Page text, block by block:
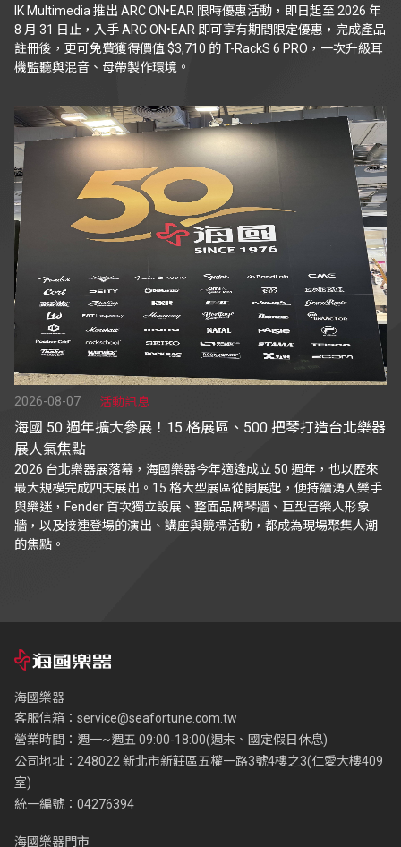
IK Multimedia 推出 ARC ON•EAR 限時優惠活動，即日起至 2026 年
8 月 31 日止，入手 ARC ON•EAR 即可享有期間限定優惠，完成產品
註冊後，更可免費獲得價值 $3,710 的 T-RackS 6 PRO，一次升級耳
機監聽與混音、母帶製作環境。
2026-08-07 活動訊息
海國 50 週年擴大參展！15 格展區、500 把琴打造台北樂器
展人氣焦點
2026 台北樂器展落幕，海國樂器今年適逢成立 50 週年，也以歷來
最大規模完成四天展出。15 格大型展區從開展起，便持續湧入樂手
與樂迷，Fender 首次獨立設展、整面品牌琴牆、巨型音樂人形象
牆，以及接連登場的演出、講座與競標活動，都成為現場聚集人潮
的焦點。
海國樂器
客服信箱： service@seafortune.com.tw
營業時間：週一~週五 09:00-18:00(週末、國定假日休息)
公司地址：248022 新北市新莊區五權一路3號4樓之3(仁愛大樓409
室)
統一編號：04276394
海國樂器門市